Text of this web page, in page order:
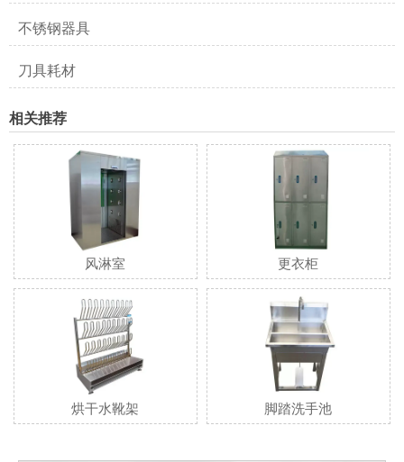
不锈钢器具
刀具耗材
相关推荐
风淋室 更衣柜
烘干水靴架 脚踏洗手池